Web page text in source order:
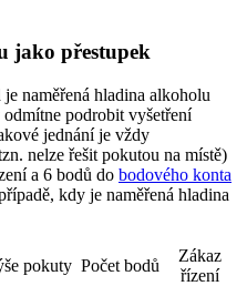
jako přestupek
je naměřená hladina alkoholu
odmítne podrobit vyšetření
jednání je vždy
nelze řešit pokutou na místě)
a 6 bodů do bodového konta
kdy je naměřená hladina
pokuty Počet bodů
Zákaz
řízení